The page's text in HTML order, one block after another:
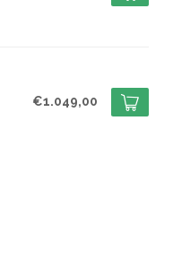
€1.049,00